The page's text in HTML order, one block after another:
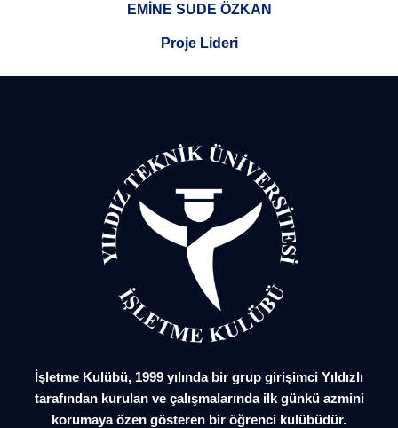
EMİNE SUDE ÖZKAN
Proje Lideri
İşletme Kulübü, 1999 yılında bir grup girişimci Yıldızlı
tarafından kurulan ve çalışmalarında ilk günkü azmini
korumaya özen gösteren bir öğrenci kulübüdür.